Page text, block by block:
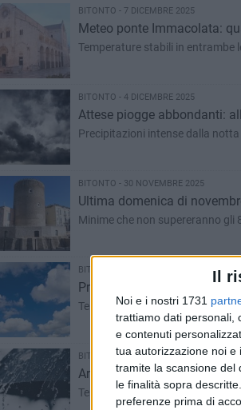
Il
Noi e i nostri 1731
trattiamo dati personali,
e contenuti
tua autorizzazione noi e
tramite la scansione del
le finalità sopra
preferenze prima di
BITONTO - 7 DICEMBRE 2025
Meteo ponte Immacolata:
Temperature stabili in entrambe
BITONTO - 4 DICEMBRE 2025
Attese piogge abbondanti:
Precipitazioni intense dalla
BITONTO - 30 NOVEMBRE 2025
Ultima domenica di
Minime che non supereranno gli
BITONTO - 23 NOVEMBRE 2025
Prevalenza di sole e freddo
Temperature in forte calo
BITONTO - 18 NOVEMBRE 2025
Arriva il maltempo su Bitonto
Temperature in discesa e